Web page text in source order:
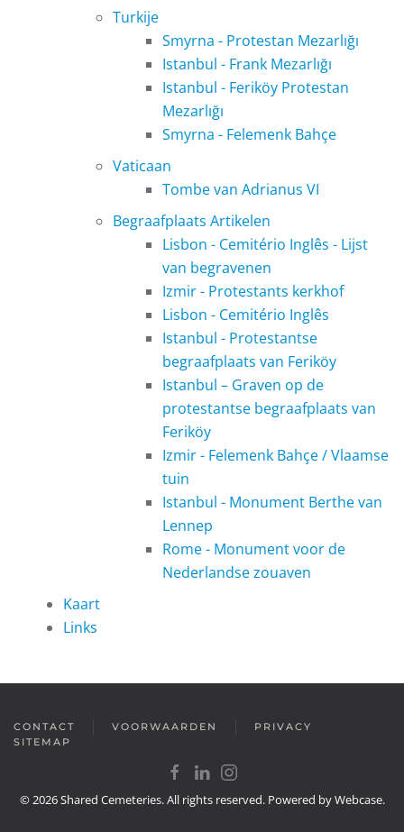
Turkije
Smyrna - Protestan Mezarlığı
Istanbul - Frank Mezarlığı
Istanbul - Feriköy Protestan
Mezarlığı
Smyrna - Felemenk Bahçe
Vaticaan
Tombe van Adrianus VI
Begraafplaats Artikelen
Lisbon - Cemitério Inglês - Lijst
van begravenen
Izmir - Protestants kerkhof
Lisbon - Cemitério Inglês
Istanbul - Protestantse
begraafplaats van Feriköy
Istanbul – Graven op de
protestantse begraafplaats van
Feriköy
Izmir - Felemenk Bahçe / Vlaamse
tuin
Istanbul - Monument Berthe van
Lennep
Rome - Monument voor de
Nederlandse zouaven
Kaart
Links
CONTACT VOORWAARDEN
PRIVACY
SITEMAP
©2026Shared Cemeteries. All rights reserved. Powered byWebcase.